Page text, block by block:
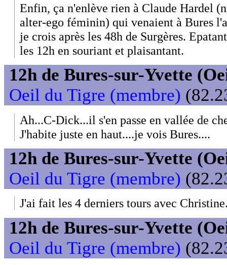
Enfin, ça n'enlève rien à Claude Hardel
alter-ego féminin) qui venaient à Bures
je crois après les 48h de Surgères.
les 12h en souriant et plaisantant.
12h de Bures-sur-Yvette
Oeil du Tigre (membre)
Ah...C-Dick...il s'en passe en vallée de
J'habite juste en haut....je vois Bures....
12h de Bures-sur-Yvette
Oeil du Tigre (membre)
J'ai fait les 4 derniers tours avec
12h de Bures-sur-Yvette
Oeil du Tigre (membre)